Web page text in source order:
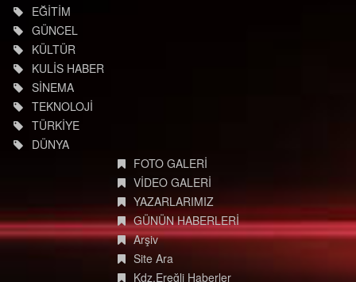
EĞİTİM
GÜNCEL
KÜLTÜR
KULİS HABER
SİNEMA
TEKNOLOJİ
TÜRKİYE
DÜNYA
FOTO GALERİ
VİDEO GALERİ
YAZARLARIMIZ
GÜNÜN HABERLERİ
Arşiv
Site Ara
Kdz.Ereğli Haberler